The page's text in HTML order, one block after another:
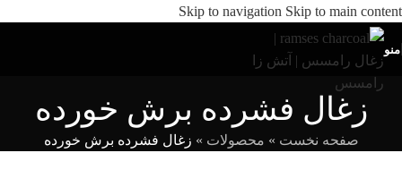
Skip to navigation Skip to main content
منو
زغال فشرده برش خورده
صفحه نخست » محصولات » زغال فشرده برش خورده